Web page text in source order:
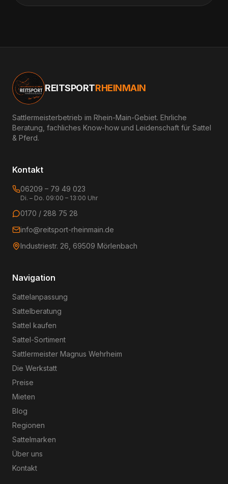
REITSPORTRHEINMAIN
Sattlermeisterbetrieb im Rhein-Main-Gebiet. Ehrliche
Beratung, fachliches Know-how und Leidenschaft für Sattel
& Pferd.
Kontakt
06209 – 79 49 023
Di. – Do. 09:00 – 13:00 Uhr
0170 / 288 75 28
info@reitsport-rheinmain.de
Industriestr. 26, 69509 Mörlenbach
Navigation
Sattelanpassung
Sattelberatung
Sattel kaufen
Sattel-Sortiment
Sattlermeister Magnus Wehrheim
Die Werkstatt
Preise
Mieten
Blog
Regionen
Sattelmarken
Über uns
Kontakt